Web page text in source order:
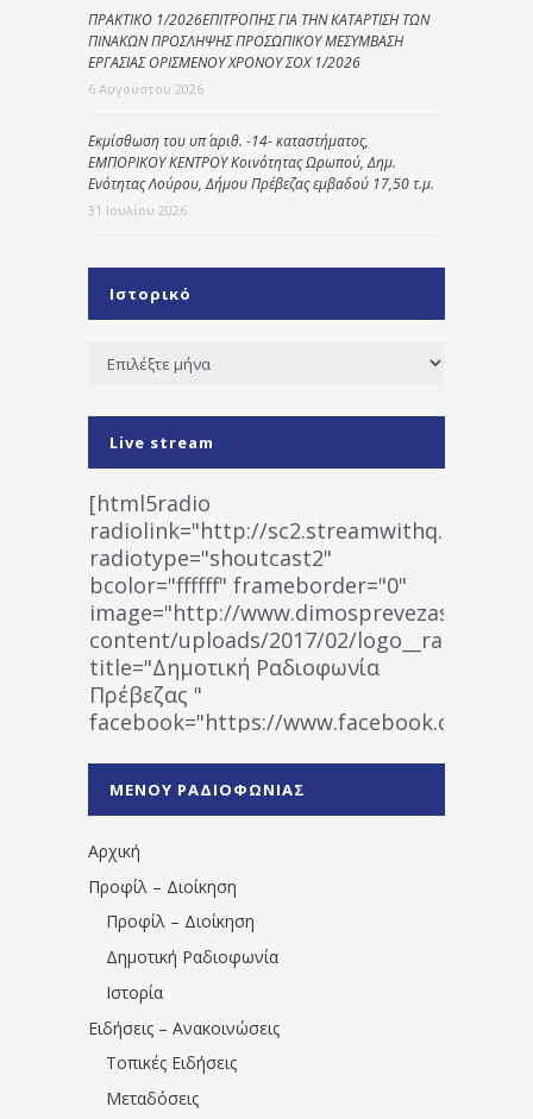
ΠΡΑΚΤΙΚΟ 1/2026ΕΠΙΤΡΟΠΗΣ ΓΙΑ ΤΗΝ ΚΑΤΑΡΤΙΣΗ ΤΩΝ
ΠΙΝΑΚΩΝ ΠΡΟΣΛΗΨΗΣ ΠΡΟΣΩΠΙΚΟΥ ΜΕΣΥΜΒΑΣΗ
ΕΡΓΑΣΙΑΣ ΟΡΙΣΜΕΝΟΥ ΧΡΟΝΟΥ ΣΟΧ 1/2026
6 Αυγούστου 2026
Εκμίσθωση του υπ΄ αριθ. -14- καταστήματος,
ΕΜΠΟΡΙΚΟΥ ΚΕΝΤΡΟΥ Κοινότητας Ωρωπού, Δημ.
Ενότητας Λούρου, Δήμου Πρέβεζας εμβαδού 17,50 τ.μ.
31 Ιουλίου 2026
Ιστορικό
Ιστορικό
Live stream
[html5radio
radiolink="http://
radiotype="shoutcast2"
bcolor="ffffff" frameborder="0"
image="http://www.dimosprevezas.gr/wp-
content/uploads/2017/02/
title="Δημοτική Ραδιοφωνία
Πρέβεζας "
facebook="https://www.facebook.com/
1531194763766854/" artist="" ]
ΜΕΝΟΥ ΡΑΔΙΟΦΩΝΙΑΣ
Αρχική
Προφίλ – Διοίκηση
Προφίλ – Διοίκηση
Δημοτική Ραδιοφωνία
Ιστορία
Ειδήσεις – Ανακοινώσεις
Τοπικές Ειδήσεις
Μεταδόσεις